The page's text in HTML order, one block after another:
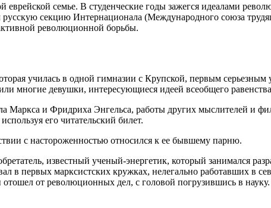
семье. В студенческие годы зажегся идеалами
секцию Интернационала (Международного союза
революционной борьбы.
училась в одной гимназии с Крупской, первым серьезным
многие девушки, интересующиеся идеей всеобщего
и Фридриха Энгельса, работы других мыслителей и
его читательский билет.
с настороженностью относился к ее бывшему парню.
известный ученый-энергетик, который занимался
первых марксистских кружках, нелегально работавших в
от революционных дел, с головой погрузившись в науку.